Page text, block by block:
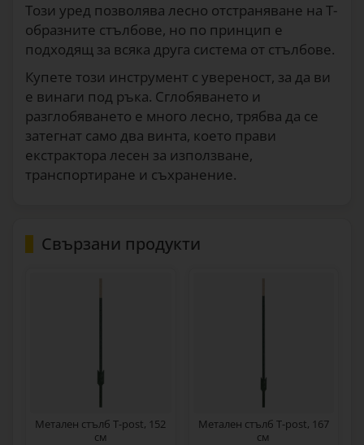
Този уред позволява лесно отстраняване на Т-
образните стълбове, но по принцип е
подходящ за всяка друга система от стълбове.
Купете този инструмент с увереност, за да ви
е винаги под ръка. Сглобяването и
разглобяването е много лесно, трябва да се
затегнат само два винта, което прави
екстрактора лесен за използване,
транспортиране и съхранение.
Свързани продукти
Метален стълб T-post, 152
см
Метален стълб T-post, 167
см